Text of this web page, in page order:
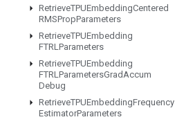
RetrieveTPUEmbeddingCentered
RMSPropParameters
RetrieveTPUEmbedding
FTRLParameters
RetrieveTPUEmbedding
FTRLParametersGradAccum
Debug
RetrieveTPUEmbeddingFrequency
EstimatorParameters